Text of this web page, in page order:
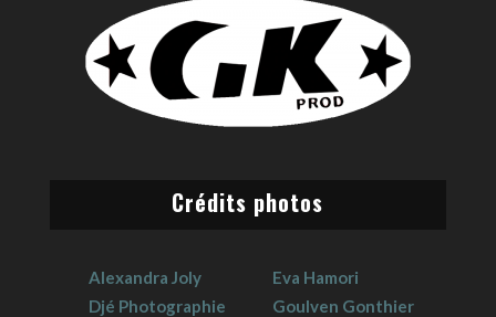
Crédits photos
Alexandra Joly
Djé Photographie
Eva Hamori
Goulven Gonthier